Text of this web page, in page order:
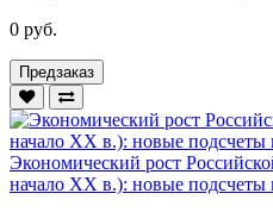
0 руб.
Предзаказ
Экономический рост
начало XX в.): новые подсчеты